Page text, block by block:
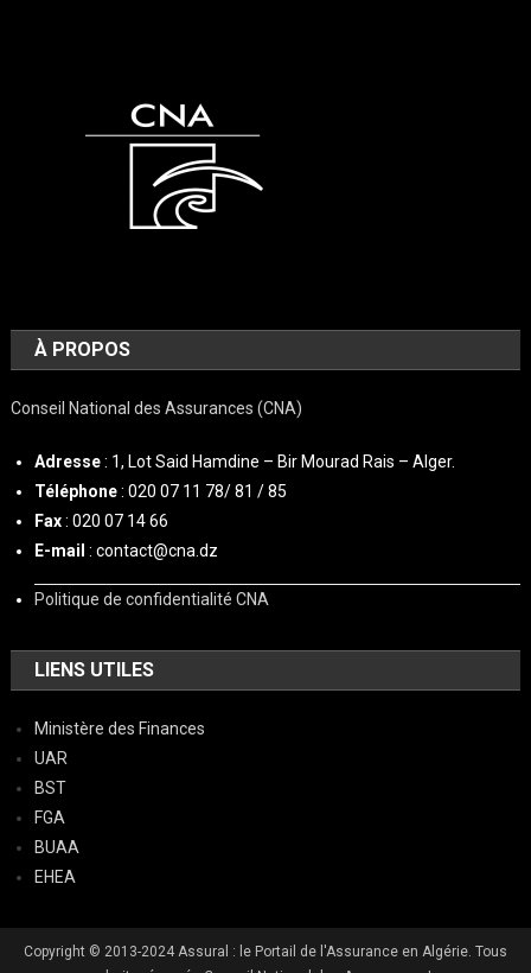
À PROPOS
Conseil National des Assurances (CNA)
Adresse: 1, Lot Said Hamdine – Bir Mourad Rais – Alger.
Téléphone: 020 07 11 78/ 81 / 85
Fax: 020 07 14 66
E-mail : contact@cna.dz
Politique de confidentialité CNA
LIENS UTILES
Ministère des Finances
UAR
BST
FGA
BUAA
EHEA
Copyright © 2013-2024 Assural : le Portail de l'Assurance en Algérie. Tous